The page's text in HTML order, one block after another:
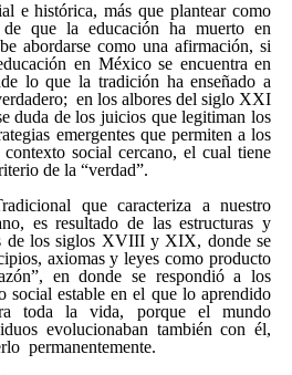
e histórica, más que plantear como
que la educación ha muerto en
abordarse como una afirmación, si
en México se encuentra en
lo que la tradición ha enseñado a
en los albores del siglo XXI
duda de los juicios que legitiman los
emergentes que permiten a los
social cercano, el cual tiene
de la “verdad”.
que caracteriza a nuestro
es resultado de las estructuras y
de los siglos XVIII y XIX, donde se
axiomas y leyes como producto
en donde se respondió a los
social estable en el que lo aprendido
toda la vida, porque el mundo
evolucionaban también con él,
permanentemente.